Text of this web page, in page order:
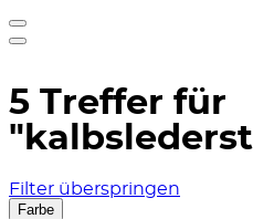
5 Treffer für
Filter überspringen
Farbe